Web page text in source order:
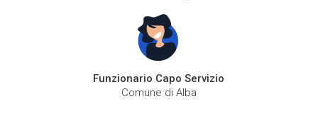
Funzionario Capo Servizio
Comune di Alba